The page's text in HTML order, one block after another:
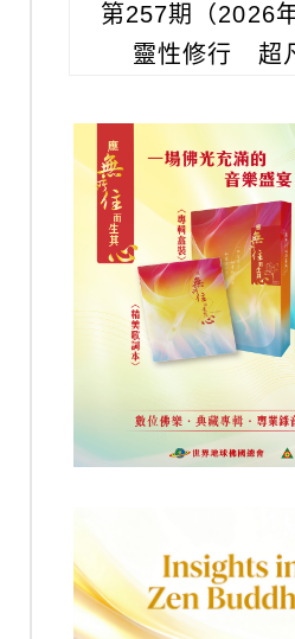
第257期（2026
靈性修行 超